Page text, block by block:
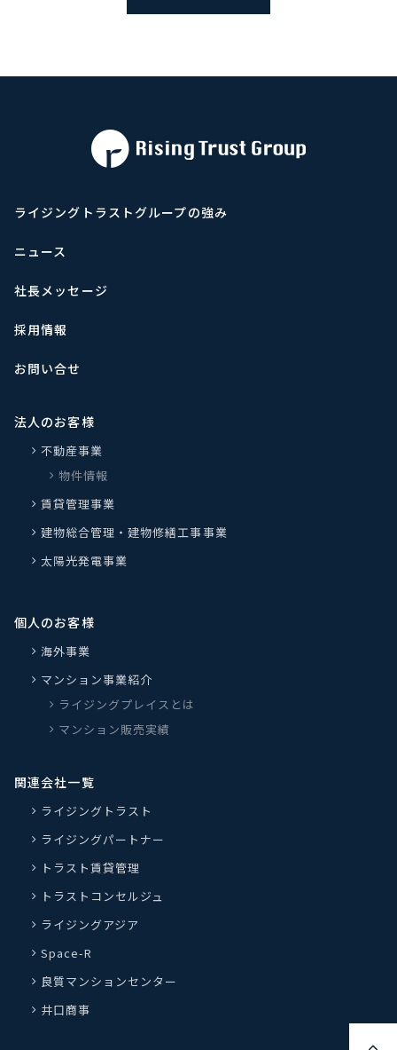
ライジングトラストグループの強み
ニュース
社長メッセージ
採用情報
お問い合せ
法人のお客様
不動産事業
物件情報
賃貸管理事業
建物総合管理・建物修繕工事事業
太陽光発電事業
個人のお客様
海外事業
マンション事業紹介
ライジングプレイスとは
マンション販売実績
関連会社一覧
ライジングトラスト
ライジングパートナー
トラスト賃貸管理
トラストコンセルジュ
ライジングアジア
Space-R
良質マンションセンター
井口商事